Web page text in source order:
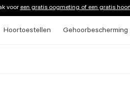
vooreen gratis oogmeting of een gratis
Hoortoestellen Gehoorbescherming